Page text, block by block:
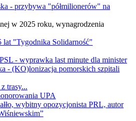
- przybywa "półmilionerów" na
w 2025 roku, wynagrodzenia
lat "Tygodnika Solidarność"
- wyprawka last minute dla minister
- (KO)lonizacja pomorskich szpitali
trasy...
UPA
wybitny opozycjonista PRL, autor